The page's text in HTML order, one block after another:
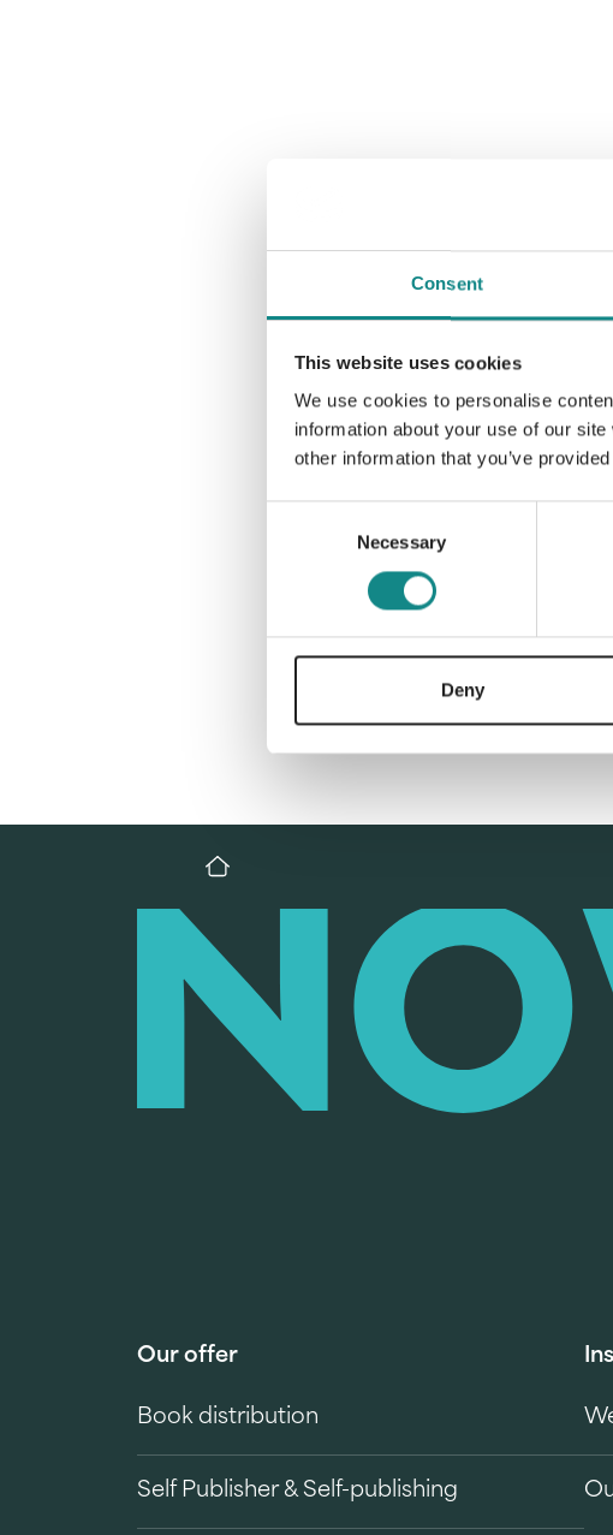
Consent
This website uses cookies
We use cookies to personalise
information about your use of our
other information that you’ve
Necessary
Deny
Our offer
Book distribution
Self Publisher & Self-publishing